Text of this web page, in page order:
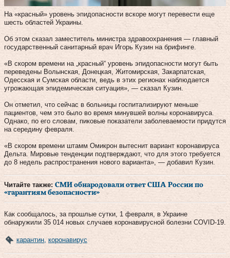
На «красный» уровень эпидопасности вскоре могут перевести еще
шесть областей Украины.
Об этом сказал заместитель министра здравоохранения — главный
государственный санитарный врач Игорь Кузин на брифинге.
«В скором времени на „красный“ уровень эпидопасности могут быть
переведены Волынская, Донецкая, Житомирская, Закарпатская,
Одесская и Сумская области, ведь в этих регионах наблюдается
угрожающая эпидемическая ситуация», — сказал Кузин.
Он отметил, что сейчас в больницы госпитализируют меньше
пациентов, чем это было во время минувшей волны коронавируса.
Однако, по его словам, пиковые показатели заболеваемости придутся
на середину февраля.
«В скором времени штамм Омикрон вытеснит вариант коронавируса
Дельта. Мировые тенденции подтверждают, что для этого требуется
до 8 недель распространения нового варианта», — добавил Кузин.
Читайте также: СМИ обнародовали ответ США России по
«гарантиям безопасности»
Как сообщалось, за прошлые сутки, 1 февраля, в Украине
обнаружили 35 014 новых случаев коронавирусной болезни COVID-19.
карантин коронавирус